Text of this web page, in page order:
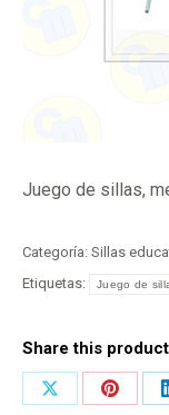
Juego de sillas,
Categoría: Sillas
Etiquetas:
Juego de
Share this product
Share
Share